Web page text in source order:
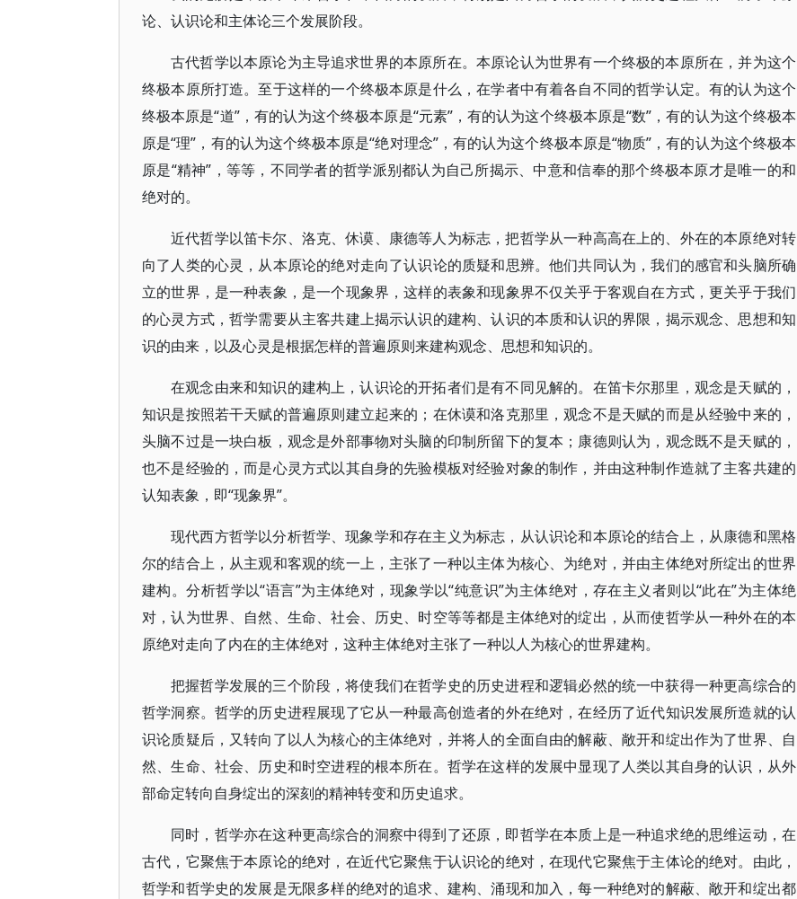
论、认识论和主体论三个发展阶段。
古代哲学以本原论为主导追求世界的本原所在。本原论认为世界有一个终极的本原所在，并为这个
终极本原所打造。至于这样的一个终极本原是什么，在学者中有着各自不同的哲学认定。有的认为这个
终极本原是“道”，有的认为这个终极本原是“元素”，有的认为这个终极本原是“数”，有的认为这个终极本
原是“理”，有的认为这个终极本原是“绝对理念”，有的认为这个终极本原是“物质”，有的认为这个终极本
原是“精神”，等等，不同学者的哲学派别都认为自己所揭示、中意和信奉的那个终极本原才是唯一的和
绝对的。
近代哲学以笛卡尔、洛克、休谟、康德等人为标志，把哲学从一种高高在上的、外在的本原绝对转
向了人类的心灵，从本原论的绝对走向了认识论的质疑和思辨。他们共同认为，我们的感官和头脑所确
立的世界，是一种表象，是一个现象界，这样的表象和现象界不仅关乎于客观自在方式，更关乎于我们
的心灵方式，哲学需要从主客共建上揭示认识的建构、认识的本质和认识的界限，揭示观念、思想和知
识的由来，以及心灵是根据怎样的普遍原则来建构观念、思想和知识的。
在观念由来和知识的建构上，认识论的开拓者们是有不同见解的。在笛卡尔那里，观念是天赋的，
知识是按照若干天赋的普遍原则建立起来的；在休谟和洛克那里，观念不是天赋的而是从经验中来的，
头脑不过是一块白板，观念是外部事物对头脑的印制所留下的复本；康德则认为，观念既不是天赋的，
也不是经验的，而是心灵方式以其自身的先验模板对经验对象的制作，并由这种制作造就了主客共建的
认知表象，即“现象界”。
现代西方哲学以分析哲学、现象学和存在主义为标志，从认识论和本原论的结合上，从康德和黑格
尔的结合上，从主观和客观的统一上，主张了一种以主体为核心、为绝对，并由主体绝对所绽出的世界
建构。分析哲学以“语言”为主体绝对，现象学以“纯意识”为主体绝对，存在主义者则以“此在”为主体绝
对，认为世界、自然、生命、社会、历史、时空等等都是主体绝对的绽出，从而使哲学从一种外在的本
原绝对走向了内在的主体绝对，这种主体绝对主张了一种以人为核心的世界建构。
把握哲学发展的三个阶段，将使我们在哲学史的历史进程和逻辑必然的统一中获得一种更高综合的
哲学洞察。哲学的历史进程展现了它从一种最高创造者的外在绝对，在经历了近代知识发展所造就的认
识论质疑后，又转向了以人为核心的主体绝对，并将人的全面自由的解蔽、敞开和绽出作为了世界、自
然、生命、社会、历史和时空进程的根本所在。哲学在这样的发展中显现了人类以其自身的认识，从外
部命定转向自身绽出的深刻的精神转变和历史追求。
同时，哲学亦在这种更高综合的洞察中得到了还原，即哲学在本质上是一种追求绝的思维运动，在
古代，它聚焦于本原论的绝对，在近代它聚焦于认识论的绝对，在现代它聚焦于主体论的绝对。由此，
哲学和哲学史的发展是无限多样的绝对的追求、建构、涌现和加入，每一种绝对的解蔽、敞开和绽出都